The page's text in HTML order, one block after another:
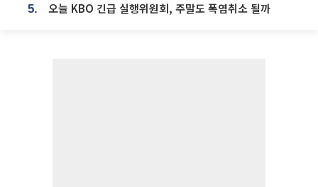
5. 오늘 KBO 긴급 실행위원회, 주말도 폭염취소 될까